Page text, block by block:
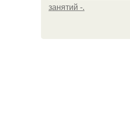
занятий -.